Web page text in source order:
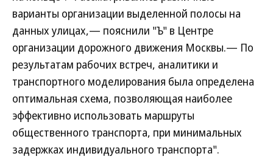
варианты организации выделенной полосы на
данных улицах,— пояснили "Ъ" в Центре
организации дорожного движения Москвы.— По
результатам рабочих встреч, аналитики и
транспортного моделирования была определена
оптимальная схема, позволяющая наиболее
эффективно использовать маршруты
общественного транспорта, при минимальных
задержках индивидуального транспорта".